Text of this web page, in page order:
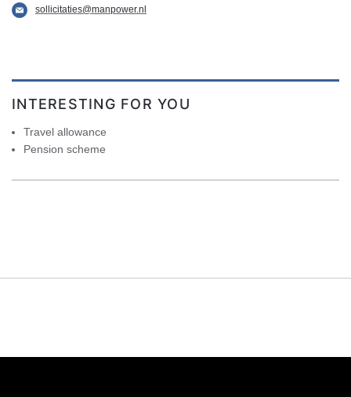
sollicitaties@manpower.nl
INTERESTING FOR YOU
Travel allowance
Pension scheme